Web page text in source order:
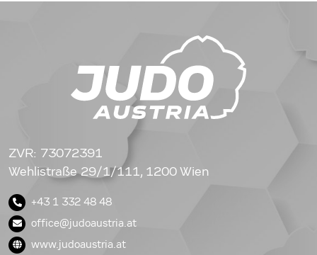
ZVR: 73072391
Wehlistraße 29/1/111, 1200 Wien
+43 1 332 48 48
office@judoaustria.at
www.judoaustria.at